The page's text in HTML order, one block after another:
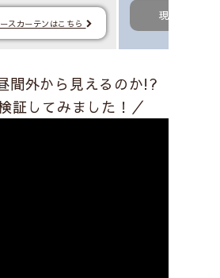
スカーテンはこちら
現在のペー
間外から見えるのか!?
証してみました！／